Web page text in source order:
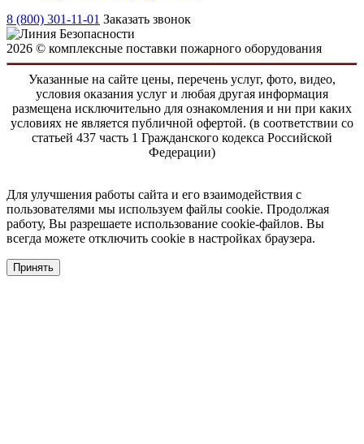
8 (800) 301-11-01 Заказать звонок
2026 © комплексные поставки пожарного оборудования
Указанные на сайте цены, перечень услуг, фото, видео,
условия оказания услуг и любая другая информация
размещена исключительно для ознакомления и ни при каких
условиях не является публичной офертой. (в соответствии со
статьей 437 часть 1 Гражданского кодекса Российской
Федерации)
Для улучшения работы сайта и его взаимодействия с
пользователями мы используем файлы cookie. Продолжая
работу, Вы разрешаете использование cookie-файлов. Вы
всегда можете отключить cookie в настройках браузера.
Принять